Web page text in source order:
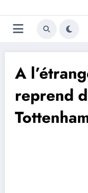
au
contenu
A
reprend